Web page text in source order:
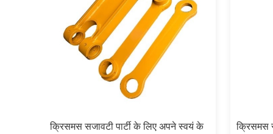
क्रिसमस सजावटी पार्टी के लिए अपने स्वयं के क्रिसमस